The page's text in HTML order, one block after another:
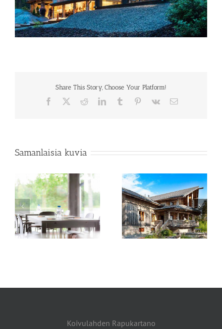
Share This Story, Choose Your Platform!
Facebook RedditLinkedInTumblr Pinterest
Vk Sähköposti
Samanlaisia kuvia
Rapukartano terassit
Kokoustila
Rapumestarin kellari
Koivulahden Rapukartano